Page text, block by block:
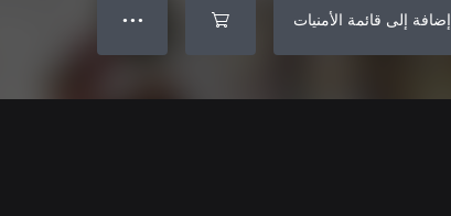
إضافة إلى قائمة الأمنيات ● ● ●